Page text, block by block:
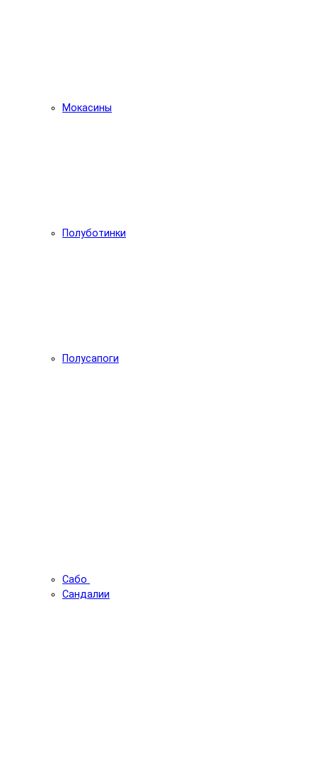
Мокасины
Полуботинки
Полусапоги
Сабо
Сандалии